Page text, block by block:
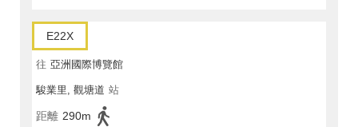
E22X
往 亞洲國際博覽館
駿業里, 觀塘道 站
距離 290m